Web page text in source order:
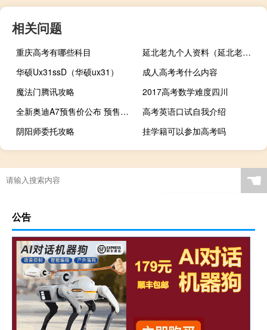
相关问题
重庆高考有哪些科目
延北老九个人资料（延北老九）
华硕Ux31ssD（华硕ux31）
成人高考考什么内容
魔法门腾讯攻略
2017高考数学难度四川
全新奥迪A7预售价公布 预售81-88万元
高考英语口试自我介绍
阴阳师委托攻略
挂学籍可以参加高考吗
☚
公告